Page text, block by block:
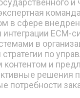
и
в сфере
ECM-
в
по
и
решения
потребности